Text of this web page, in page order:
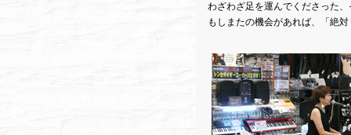
わざわざ足を運んでくださった
もしまたの機会があれば、「絶